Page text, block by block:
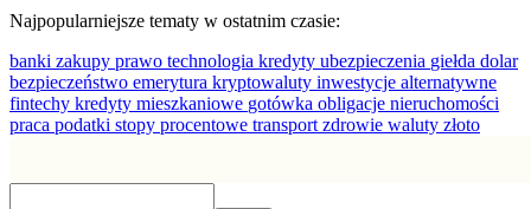
Najpopularniejsze tematy w ostatnim czasie:
banki zakupy prawo technologia kredyty ubezpieczenia giełda dolar
bezpieczeństwo emerytura kryptowaluty inwestycje alternatywne
fintechy kredyty mieszkaniowe gotówka obligacje nieruchomości
praca podatki stopy procentowe transport zdrowie waluty złoto